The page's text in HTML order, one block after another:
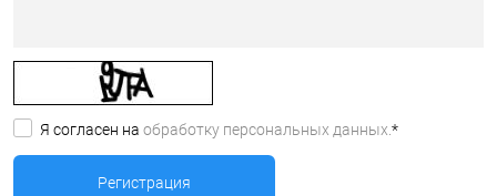
Я согласен на обработку персональных данных. *